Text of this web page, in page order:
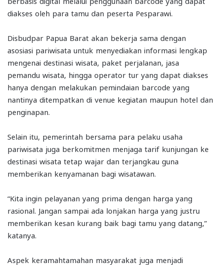
diakses oleh para tamu dan peserta Pesparawi.
Disbudpar Papua Barat akan bekerja sama dengan
asosiasi pariwisata untuk menyediakan informasi lengkap
mengenai destinasi wisata, paket perjalanan, jasa
pemandu wisata, hingga operator tur yang dapat diakses
hanya dengan melakukan pemindaian barcode yang
nantinya ditempatkan di venue kegiatan maupun hotel dan
penginapan.
Selain itu, pemerintah bersama para pelaku usaha
pariwisata juga berkomitmen menjaga tarif kunjungan ke
destinasi wisata tetap wajar dan terjangkau guna
memberikan kenyamanan bagi wisatawan.
“Kita ingin pelayanan yang prima dengan harga yang
rasional. Jangan sampai ada lonjakan harga yang justru
memberikan kesan kurang baik bagi tamu yang datang,”
katanya.
Aspek keramahtamahan masyarakat juga menjadi